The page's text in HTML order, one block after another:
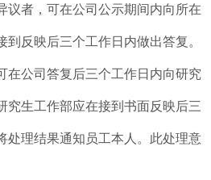
议者，可在公司公示期间内向所在
反映后三个工作日内做出答复。
在公司答复后三个工作日内向研究
究生工作部应在接到书面反映后三
处理结果通知员工本人。此处理意